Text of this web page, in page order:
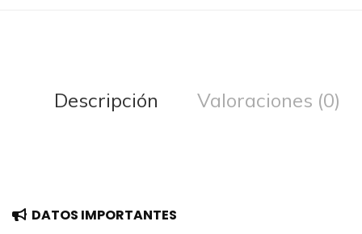
Descripción Valoraciones (0)
DATOS IMPORTANTES